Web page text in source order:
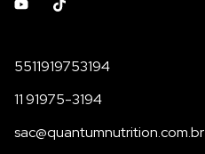
5511919753194
11 91975-3194
sac@quantumnutrition.com.br